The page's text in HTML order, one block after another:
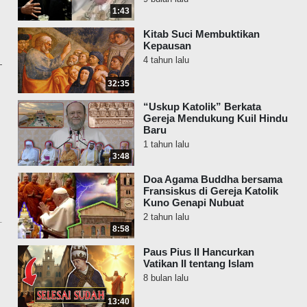
1:43
32:35
Kitab Suci Membuktikan
Kepausan
4 tahun lalu
3:48
“Uskup Katolik” Berkata
Gereja Mendukung Kuil Hindu
Baru
1 tahun lalu
8:58
Doa Agama Buddha bersama
Fransiskus di Gereja Katolik
Kuno Genapi Nubuat
2 tahun lalu
13:40
Paus Pius II Hancurkan
Vatikan II tentang Islam
8 bulan lalu